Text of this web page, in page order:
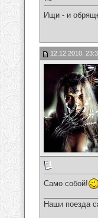
Ищи - и
12.12.2010,
Само собой!
Наши поезда